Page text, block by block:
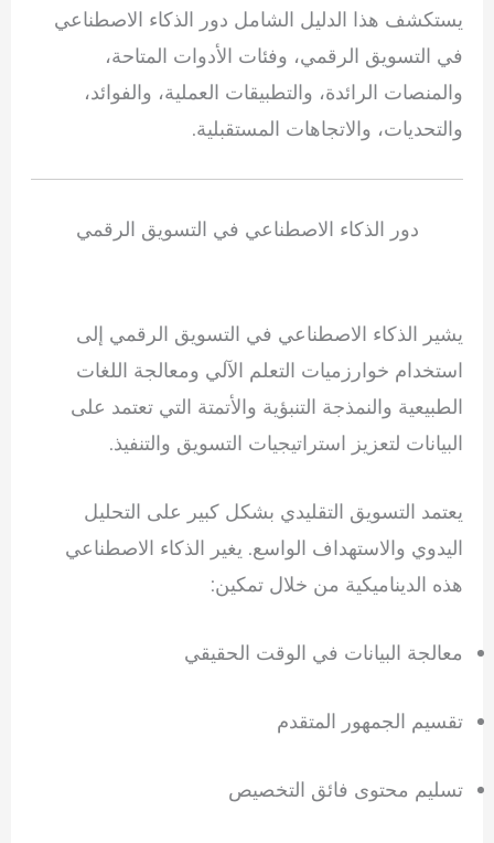
يستكشف هذا الدليل الشامل دور الذكاء الاصطناعي
في التسويق الرقمي، وفئات الأدوات المتاحة،
والمنصات الرائدة، والتطبيقات العملية، والفوائد،
والتحديات، والاتجاهات المستقبلية.
دور الذكاء الاصطناعي في التسويق الرقمي
يشير الذكاء الاصطناعي في التسويق الرقمي إلى
استخدام خوارزميات التعلم الآلي ومعالجة اللغات
الطبيعية والنمذجة التنبؤية والأتمتة التي تعتمد على
البيانات لتعزيز استراتيجيات التسويق والتنفيذ.
يعتمد التسويق التقليدي بشكل كبير على التحليل
اليدوي والاستهداف الواسع. يغير الذكاء الاصطناعي
هذه الديناميكية من خلال تمكين:
معالجة البيانات في الوقت الحقيقي
تقسيم الجمهور المتقدم
تسليم محتوى فائق التخصيص